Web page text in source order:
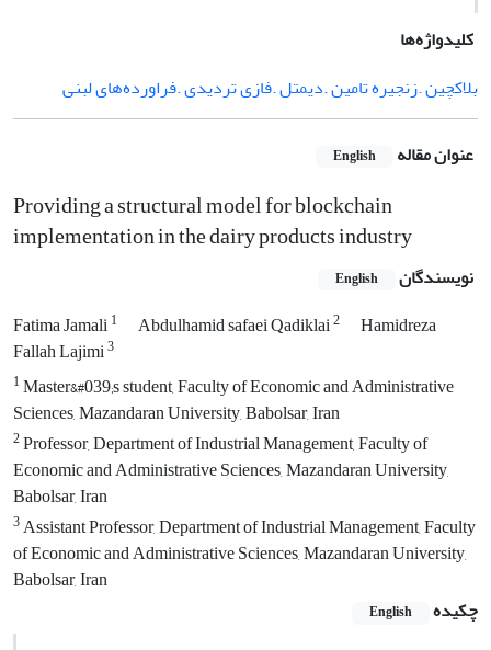
کلیدواژه‌ها
بلاکچین .زنجیره تامین .دیمتل .فازی تردیدی .فراورده‌های لبنی
عنوان مقاله English
Providing a structural model for blockchain
implementation in the dairy products industry
نویسندگان English
Fatima Jamali1 Abdulhamid safaei Qadiklai2
Hamidreza
Fallah Lajimi3
1Master&#039;s student, Faculty of Economic and Administrative
Sciences, Mazandaran University, Babolsar, Iran
2Professor, Department of Industrial Management, Faculty of
Economic and Administrative Sciences, Mazandaran University,
Babolsar, Iran
3Assistant Professor, Department of Industrial Management, Faculty
of Economic and Administrative Sciences, Mazandaran University,
Babolsar, Iran
چکیده
English